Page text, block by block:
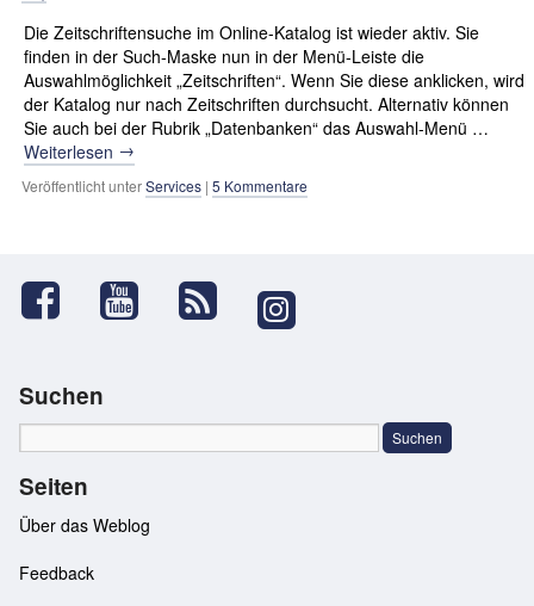
Die Zeitschriftensuche im Online-Katalog ist wieder aktiv. Sie
finden in der Such-Maske nun in der Menü-Leiste die
Auswahlmöglichkeit „Zeitschriften“. Wenn Sie diese anklicken, wird
der Katalog nur nach Zeitschriften durchsucht. Alternativ können
Sie auch bei der Rubrik „Datenbanken“ das Auswahl-Menü …
Weiterlesen →
Veröffentlicht unterServices | 5 Kommentare
Suchen
Seiten
Über das Weblog
Feedback